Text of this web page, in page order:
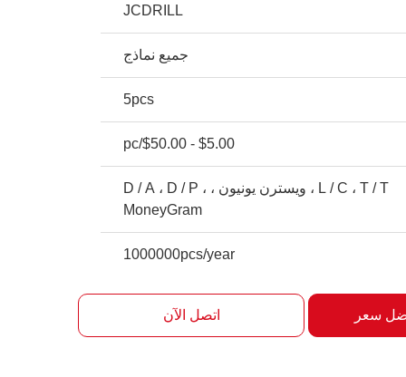
JCDRILL
جميع نماذج
5pcs
$5.00 - $50.00/pc
L / C ، T / T ، ويسترن يونيون ، D / A ، D / P ،
MoneyGram
1000000pcs/year
سعر اتصل الآن